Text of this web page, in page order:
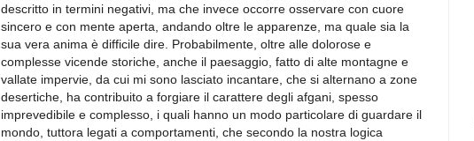
descritto in termini negativi, ma che invece occorre osservare con cuore
sincero e con mente aperta, andando oltre le apparenze, ma quale sia la
sua vera anima è difficile dire. Probabilmente, oltre alle dolorose e
complesse vicende storiche, anche il paesaggio, fatto di alte montagne e
vallate impervie, da cui mi sono lasciato incantare, che si alternano a zone
desertiche, ha contribuito a forgiare il carattere degli afgani, spesso
imprevedibile e complesso, i quali hanno un modo particolare di guardare il
mondo, tuttora legati a comportamenti, che secondo la nostra logica